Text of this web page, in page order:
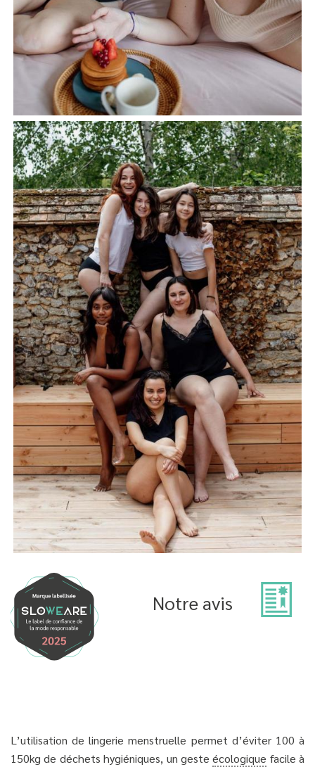
Notre avis
L’utilisation de lingerie menstruelle permet d’éviter 100 à
150kg de déchets hygiéniques, un gesteécologique facile à